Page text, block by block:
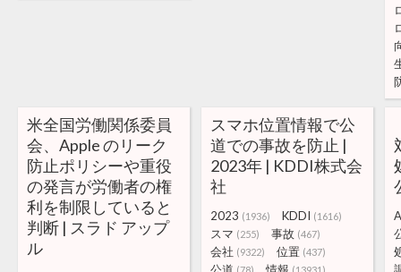
米全国労働関係委員
会、Apple のリーク
防止ポリシーや重役
の発言が労働者の権
利を制限していると
判断 | スラド アップ
ル
スマホ位置情報で公
道での事故を防止 |
2023年 | KDDI株式会
社
2023 (1936) KDDI (1616)
スマ (255) 事故 (467)
会社 (9322) 位置 (437)